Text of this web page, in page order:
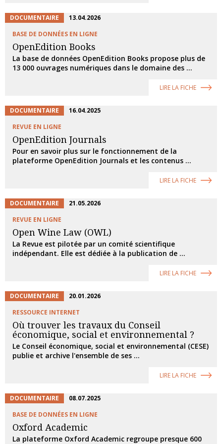
DOCUMENTAIRE
13.04.2026
BASE DE DONNÉES EN LIGNE
OpenEdition Books
La base de données OpenEdition Books propose plus de
13 000 ouvrages numériques dans le domaine des ...
LIRE LA FICHE
DOCUMENTAIRE
16.04.2025
REVUE EN LIGNE
OpenEdition Journals
Pour en savoir plus sur le fonctionnement de la
plateforme OpenEdition Journals et les contenus ...
LIRE LA FICHE
DOCUMENTAIRE
21.05.2026
REVUE EN LIGNE
Open Wine Law (OWL)
La Revue est pilotée par un comité scientifique
indépendant. Elle est dédiée à la publication de ...
LIRE LA FICHE
DOCUMENTAIRE
20.01.2026
RESSOURCE INTERNET
Où trouver les travaux du Conseil
économique, social et environnemental ?
Le Conseil économique, social et environnemental (CESE)
publie et archive l'ensemble de ses ...
LIRE LA FICHE
DOCUMENTAIRE
08.07.2025
BASE DE DONNÉES EN LIGNE
Oxford Academic
La plateforme Oxford Academic regroupe presque 600